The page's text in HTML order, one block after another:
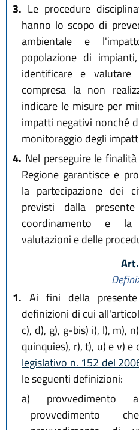
3. Le procedure
hanno lo scopo di
ambientale e
popolazione di
identificare e valutare
compresa la non
indicare le misure per
impatti negativi nonché
monitoraggio degli
4. Nel perseguire le
Regione garantisce e
la partecipazione dei
previsti dalla
coordinamento e la
valutazioni e delle
1. Ai fini della
definizioni di cui
c), d), g), g-bis) i), l), m),
quinquies), r), t), u) e v)
legislativo n. 152 del
le seguenti definizioni:
a) provvedimento
provvedimento